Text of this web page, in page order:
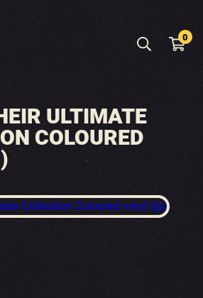
0
ULTIMATE
COLOURED